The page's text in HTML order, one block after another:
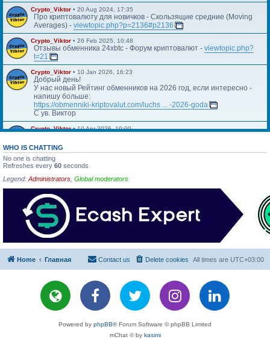
Crypto_Viktor • 20 Aug 2024, 17:35
Про криптовалюту для новичков - Скользящие средние (Moving
Averages) - viewtopic.php?p=2136#p2136
Crypto_Viktor • 26 Feb 2025, 10:48
Отзывы обменника 24xbtc - Форум криптовалют - viewtopic.php?
t=21
Crypto_Viktor • 10 Jan 2026, 16:23
Добрый день!
У нас новый Рейтинг обменников на 2026 год, если интересно -
напишу больше:
https://obmenniki-kriptovalut.com/luchs ... -2026-goda
С ув. Виктор
Crypto_Viktor•10 Apr 2026, 10:00
WHO IS CHATTING
No one is chatting
Refreshes every 60 seconds
Legend: Administrators Global moderators
Home Главная All times are UTC+03:00
Delete cookies
Contact us
Powered by phpBB® Forum Software © phpBB Limited
mChat © by kasimi